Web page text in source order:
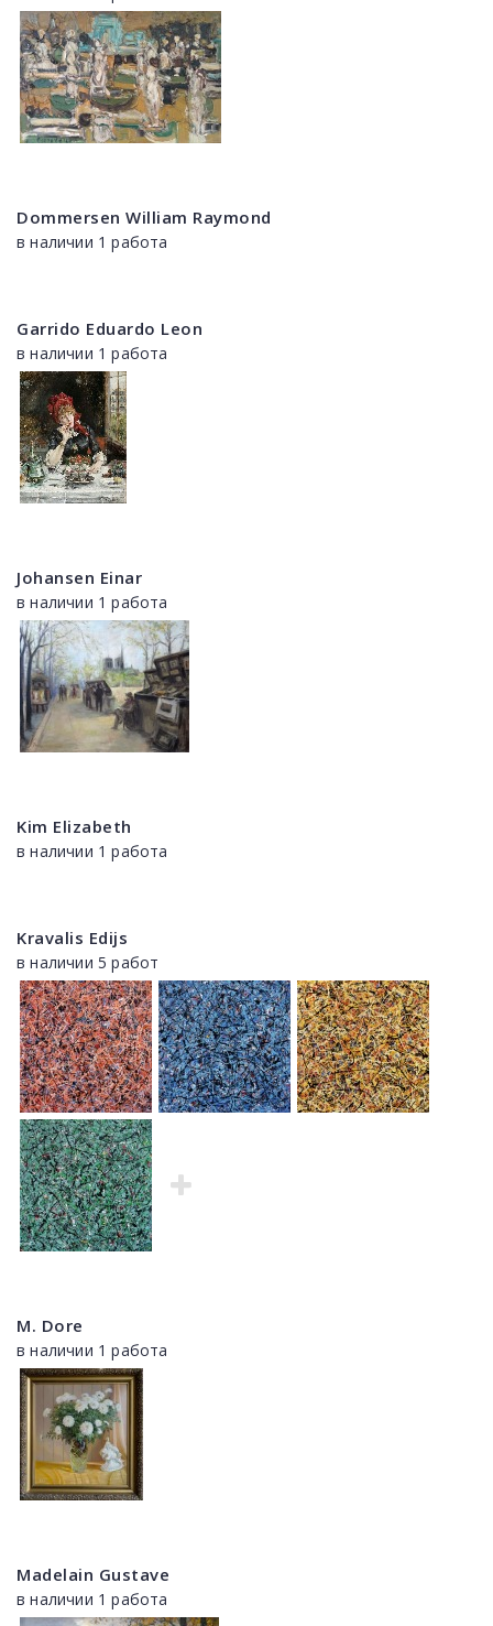
Dommersen William Raymond
в наличии 1 работа
Garrido Eduardo Leon
в наличии 1 работа
Johansen Einar
в наличии 1 работа
Kim Elizabeth
в наличии 1 работа
Kravalis Edijs
в наличии 5 работ
M. Dore
в наличии 1 работа
Madelain Gustave
в наличии 1 работа